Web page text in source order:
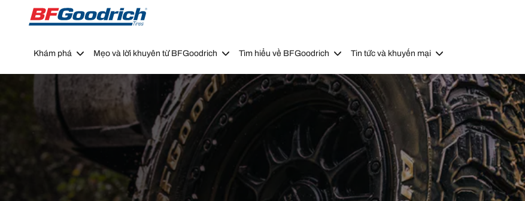
Go to page content
Go to page navigation
Khám phá Mẹo và lời khuyên từ BFGoodrich Tìm hiểu về BFGoodrich Tin tức và khuyến mại